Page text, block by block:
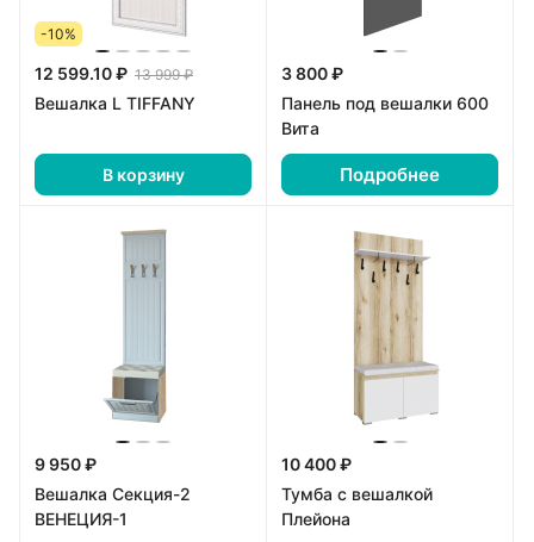
-10%
12 599.10 ₽ 13 999 ₽
Вешалка L TIFFANY
В корзину
3 800 ₽
Панель под вешалки 600
Вита
Подробнее
9 950 ₽
Вешалка Секция-2
ВЕНЕЦИЯ-1
10 400 ₽
Тумба с вешалкой
Плейона